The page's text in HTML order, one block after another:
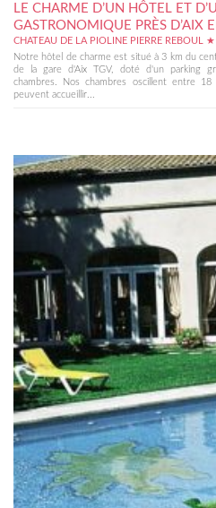
LE CHARME D’UN HÔTEL ET
GASTRONOMIQUE PRÈS D’AIX
CHATEAU DE LA PIOLINE PIERRE
Notre hôtel de charme est situé à 3 km du
de la gare d'Aix TGV, doté d'un parking
chambres. Nos chambres oscillent entre
peuvent accueillir...